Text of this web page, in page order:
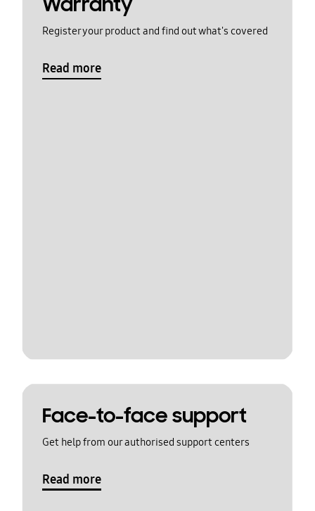
Register your product and find out what's covered
Read more
Face-to-face support
Get help from our authorised support centers
Read more